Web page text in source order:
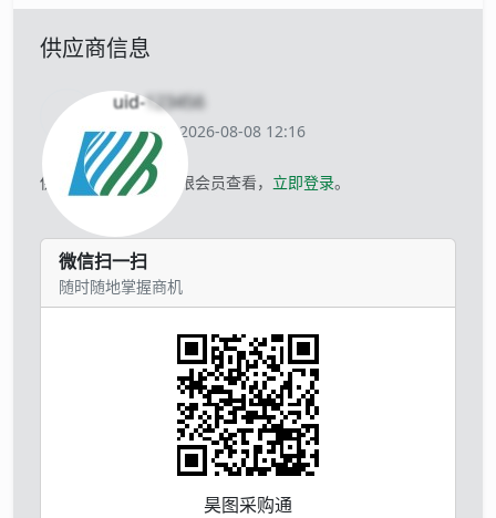
供应商信息
uid-123456
当前离线 2026-08-08 12:16
供应商的联系方式仅限会员查看， 立即登录。
微信扫一扫
随时随地掌握商机
昊图采购通